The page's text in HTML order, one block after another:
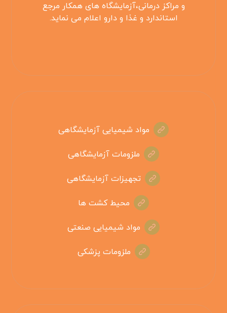
و مراکز درمانی،آزمایشگاه های همکار مرجع
استاندارد و غذا و دارو اعلام می نماید.
مواد شیمیایی آزمایشگاهی
ملزومات آزمایشگاهی
تجهیزات آزمایشگاهی
محیط کشت ها
مواد شیمیایی صنعتی
ملزومات پزشکی